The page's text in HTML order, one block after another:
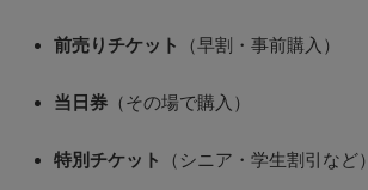
前売りチケット （早割・事前購入）
当日券 （その場で購入）
特別チケット （シニア・学生割引など）